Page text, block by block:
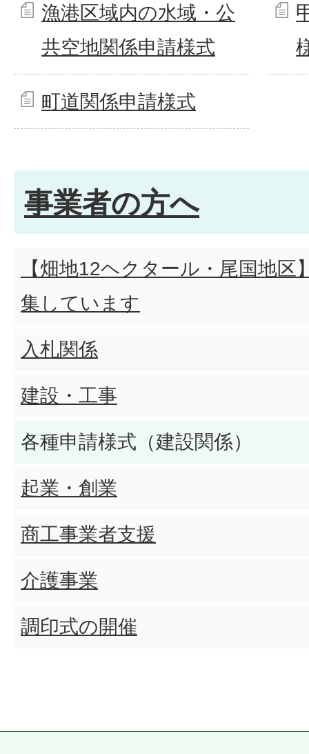
漁港区域内の水域・公
共空地関係申請様式
町道関係申請様式
事業者の方へ
【畑地12ヘクタール・尾国地区
集しています
入札関係
建設・工事
各種申請様式（建設関係）
起業・創業
商工事業者支援
介護事業
調印式の開催